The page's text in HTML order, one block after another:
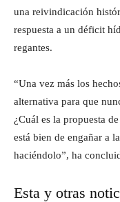
una reivindicación
respuesta a un déficit
regantes.
“Una vez más los
alternativa para que
¿Cuál es la propuesta
está bien de engañar a
haciéndolo”, ha
Esta y otras